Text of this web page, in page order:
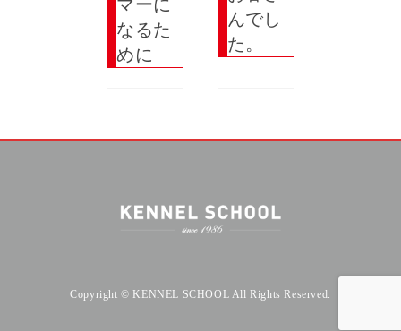
マーに
なるた
めに
んでし
た。
Copyright © KENNEL SCHOOL All Rights Reserved.